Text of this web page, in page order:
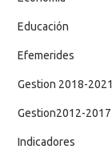
Educación
Efemerides
Gestion 2018-2021
Gestion2012-2017
Indicadores